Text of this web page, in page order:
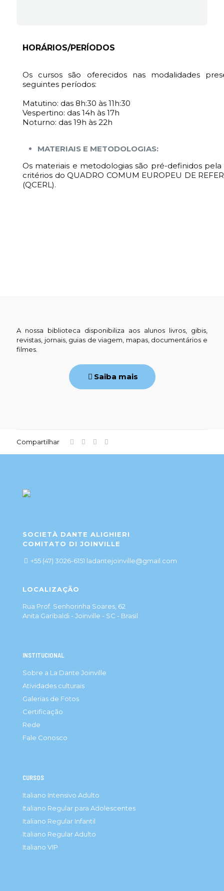
HORÁRIOS/PERÍODOS
Os cursos são oferecidos nas modalidades
seguintes períodos:
Matutino: das 8h:30 às 11h:30
Vespertino: das 14h às 17h
Noturno: das 19h às 22h
MATERIAIS E METODOLOGIAS:
Os materiais e metodologias são pré-definidos pela
critérios do QUADRO COMUM EUROPEU DE
(QCERL).
A nossa biblioteca disponibiliza aos alunos livros, gibis,
revistas, jornais, guias de viagem, mapas, documentários e
filmes.
Saiba mais
Compartilhar
SOCIETÀ DANTE ALIGHIERI
COMITATO DI JOINVILLE
+55 (47) 3026-6151 ladantejoinville@gmail.com
LOCALIZAÇÃO
Rua Prof. Senhorinha Soares, 62
Anita Garibaldi - Joinville - SC - Brasil
INSTITUCIONAL
Sobre a La Dante Joinville
Atividades culturais
Galerias de Fotos
Certificação
Rede
Fale Conosco
CURSOS
Italiano Intensivo Adulto
Italiano Regular para Adolescentes
Italiano Regular Infantil
Italiano Regular Adulto
Italiano VIP